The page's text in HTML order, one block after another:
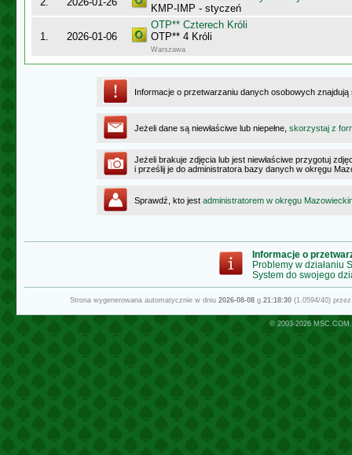
KMP-IMP - styczeń
1. 2026-01-06
OTP** Czterech Króli
OTP** 4 Króli
Warszawa
Informacje o przetwarzaniu danych osobowych
Jeżeli dane są niewłaściwe lub niepełne, skorzystaj z
Jeżeli brakuje zdjęcia lub jest niewłaściwe przygotuj
i prześlij je do administratora bazy danych w okręgu
Sprawdź, kto jest administratorem w okręgu
Informacje o
Problemy w działaniu
System do swojego
Strona wygenerowana automatycznie w dniu 2026-08-08g.21:18:30(1.0594/40)
© 2003-2026